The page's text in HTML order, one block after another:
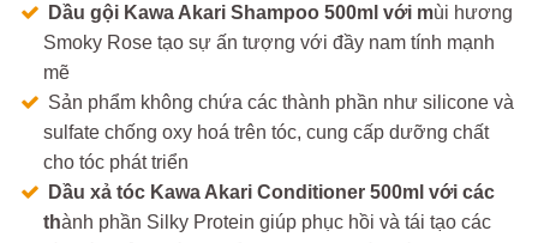
Dầu gội Kawa Akari Shampoo 500ml với mùi hương
Smoky Rose tạo sự ấn tượng với đầy nam tính mạnh
mẽ
Sản phẩm không chứa các thành phần như silicone và
sulfate chống oxy hoá trên tóc, cung cấp dưỡng chất
cho tóc phát triển
Dầu xả tóc Kawa Akari Conditioner 500ml với các
thành phần Silky Protein giúp phục hồi và tái tạo các